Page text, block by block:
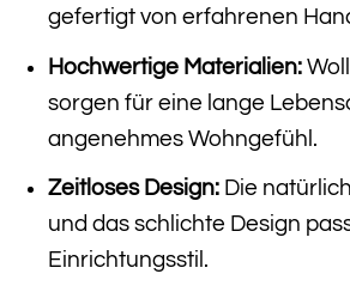
gefertigt von erfahrenen
Hochwertige Materialien:
sorgen für eine lange
angenehmes Wohngefühl.
Zeitloses Design:Die
und das schlichte Design
Einrichtungsstil.